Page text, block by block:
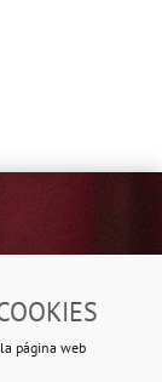
página web
Madrid